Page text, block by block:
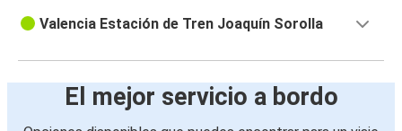
Valencia Estación de Tren Joaquín Sorolla
El mejor servicio a bordo